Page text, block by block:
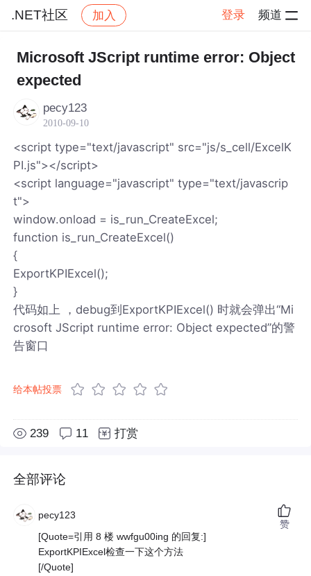
.NET社区 加入 登录 频道
社区 .NET社区 帖子详情
Microsoft JScript runtime error: Object
expected
pecy123
2010-09-10
<script type="text/javascript" src="js/s_cell/ExcelK
PI.js"></script>
<script language="javascript" type="text/javascrip
t">
window.onload = is_run_CreateExcel;
function is_run_CreateExcel()
{
ExportKPIExcel();
}
代码如上 ，debug到ExportKPIExcel() 时就会弹出“Mi
crosoft JScript runtime error: Object expected”的警
告窗口
给本帖投票
239 11 打赏
全部评论
pecy123
[Quote=引用 8 楼 wwfgu00ing 的回复:]
ExportKPIExcel检查一下这个方法
[/Quote]
赞